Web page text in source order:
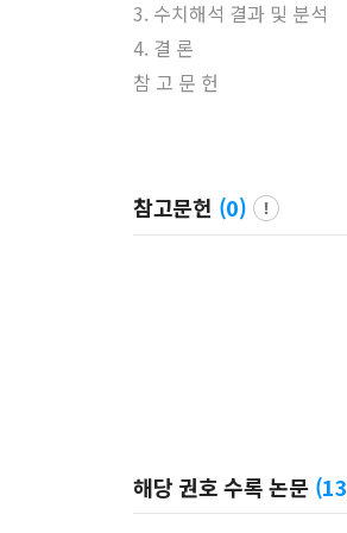
3. 수치해석 결과 및 분석
4. 결 론
참 고 문 헌
참고문헌 (0)
해당 권호 수록 논문 (13